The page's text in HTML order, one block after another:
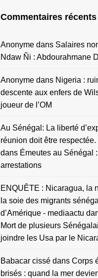
Commentaires récents
Anonyme dans Salaires
Ndaw Ñi : Abdourahmane
Anonyme dans Nigeria :
descente aux enfers de
joueur de l’OM
Au Sénégal: La liberté
réunion doit être
dans Émeutes au Sénégal
arrestations
ENQUÊTE : Nicaragua, la
la soie des migrants
d’Amérique - mediaactu
Mort de plusieurs
joindre les Usa par le
Babacar cissé dans Corps
brisés : quand la mer